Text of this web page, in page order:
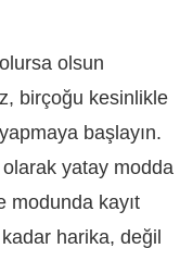
olsun
birçoğu kesinlikle
başlayın.
yatay modda
modunda kayıt
harika, değil